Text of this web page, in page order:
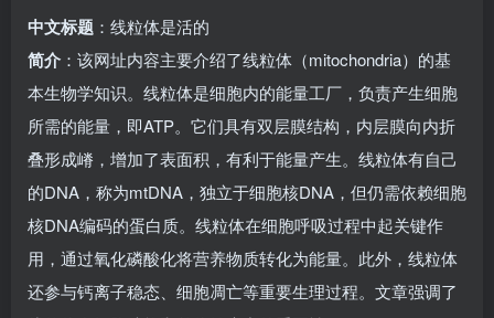
中文标题 ：线粒体是活的
简介 ：该网址内容主要介绍了线粒体（mitochondria）的基
本生物学知识。线粒体是细胞内的能量工厂，负责产生细胞
所需的能量，即ATP。它们具有双层膜结构，内层膜向内折
叠形成嵴，增加了表面积，有利于能量产生。线粒体有自己
的DNA，称为mtDNA，独立于细胞核DNA，但仍需依赖细胞
核DNA编码的蛋白质。线粒体在细胞呼吸过程中起关键作
用，通过氧化磷酸化将营养物质转化为能量。此外，线粒体
还参与钙离子稳态、细胞凋亡等重要生理过程。文章强调了